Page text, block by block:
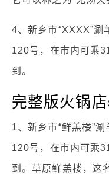
4、新乡市“XXXX”涮
120号，在市内可乘
到。
完整版火锅
1、新乡市“鲜羔楼”
120号，在市内可乘
到。草原鲜羔楼，这